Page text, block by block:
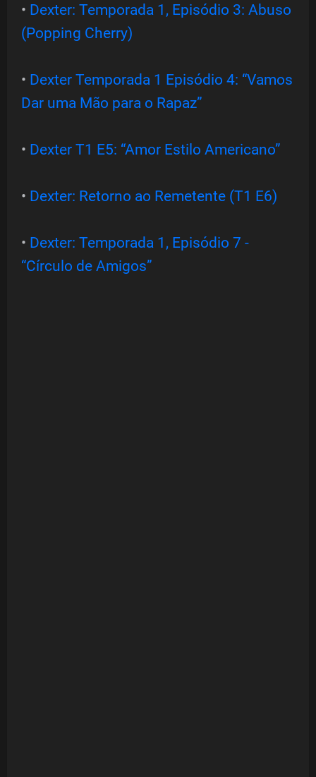
• Dexter: Temporada 1, Episódio 3: Abuso
(Popping Cherry)
• Dexter Temporada 1 Episódio 4: “Vamos
Dar uma Mão para o Rapaz”
• Dexter T1 E5: “Amor Estilo Americano”
• Dexter: Retorno ao Remetente (T1 E6)
• Dexter: Temporada 1, Episódio 7 -
“Círculo de Amigos”